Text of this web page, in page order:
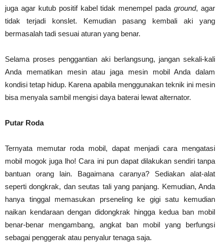
juga agar kutub positif kabel tidak menempel padaground, agar
tidak terjadi konslet. Kemudian pasang kembali aki yang
bermasalah tadi sesuai aturan yang benar.
Selama proses penggantian aki berlangsung, jangan sekali-kali
Anda mematikan mesin atau jaga mesin mobil Anda dalam
kondisi tetap hidup. Karena apabila menggunakan teknik ini mesin
bisa menyala sambil mengisi daya baterai lewat alternator.
Putar Roda
Ternyata memutar roda mobil, dapat menjadi cara mengatasi
mobil mogok juga lho! Cara ini pun dapat dilakukan sendiri tanpa
bantuan orang lain. Bagaimana caranya? Sediakan alat-alat
seperti dongkrak, dan seutas tali yang panjang. Kemudian, Anda
hanya tinggal memasukan prseneling ke gigi satu kemudian
naikan kendaraan dengan didongkrak hingga kedua ban mobil
benar-benar mengambang, angkat ban mobil yang berfungsi
sebagai penggerak atau penyalur tenaga saja.